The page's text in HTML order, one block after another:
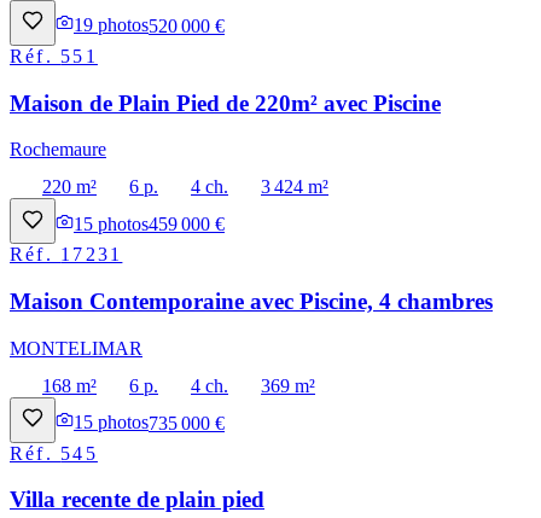
19 photos520 000 €
Réf. 551
Maison de Plain Pied de 220m² avec Piscine
Rochemaure
220 m²
6 p. 4 ch.
3 424 m²
15 photos459 000 €
Réf. 17231
Maison Contemporaine avec Piscine, 4 chambres
MONTELIMAR
168 m²
6 p. 4 ch.
369 m²
15 photos735 000 €
Réf. 545
Villa recente de plain pied